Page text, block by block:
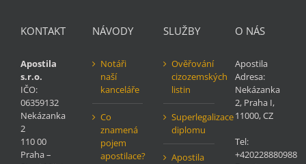
KONTAKT
Apostila
s.r.o.
IČO:
06359132
Nekázanka
2
110 00
Praha –
NÁVODY
Notáři
naší
kanceláře
Co
znamená
pojem
apostilace?
SLUŽBY
Ověřování
cizozemských
listin
Superlegalizace
diplomu
Apostila
O NÁS
Apostila
Adresa:
Nekázanka
2, Praha I,
11000,CZ
Tel:
+420228880988